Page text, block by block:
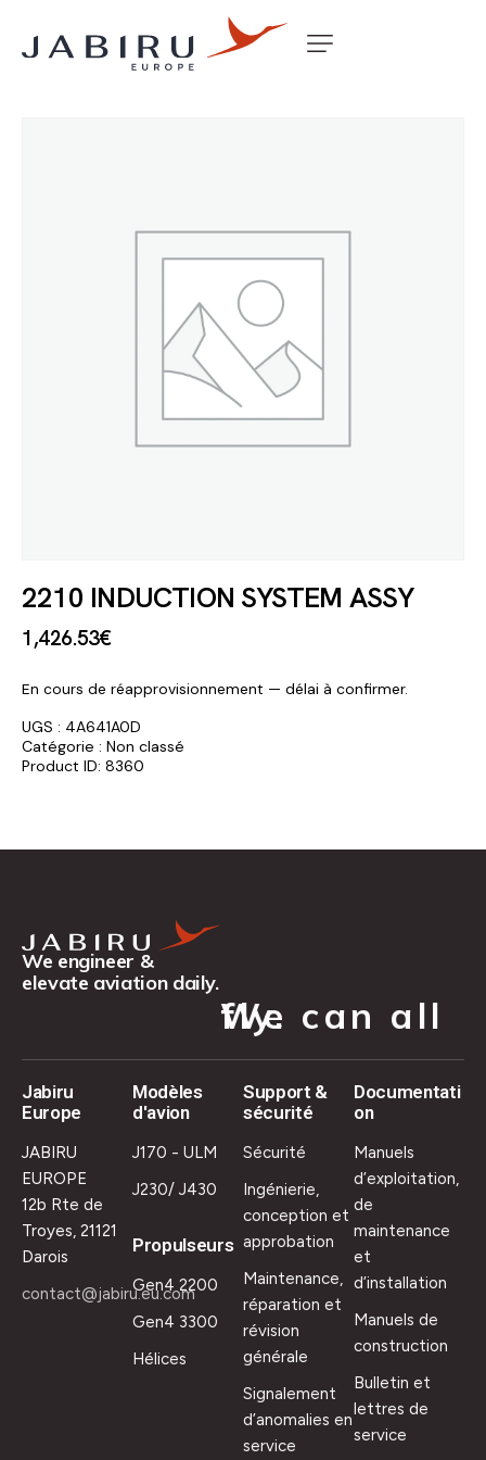
Accueil Non classé
2210 INDUCTION SYSTEM ASSY
1,426.53€
En cours de réapprovisionnement — délai à confirmer.
UGS : 4A641A0D
Catégorie : Non classé
Product ID: 8360
We engineer &
elevate aviation daily.
We can all fly.
Jabiru
Europe
JABIRU
EUROPE
12b Rte de
Troyes, 21121
Darois
contact@jabiru.eu.com
Modèles
d'avion
J170 - ULM
J230/ J430
Propulseurs
Gen4 2200
Gen4 3300
Hélices
Support &
sécurité
Sécurité
Ingénierie,
conception et
approbation
Maintenance,
réparation et
révision
générale
Signalement
d’anomalies en
service
Documentati
on
Manuels
d’exploitation,
de
maintenance
et
d’installation
Manuels de
construction
Bulletin et
lettres de
service